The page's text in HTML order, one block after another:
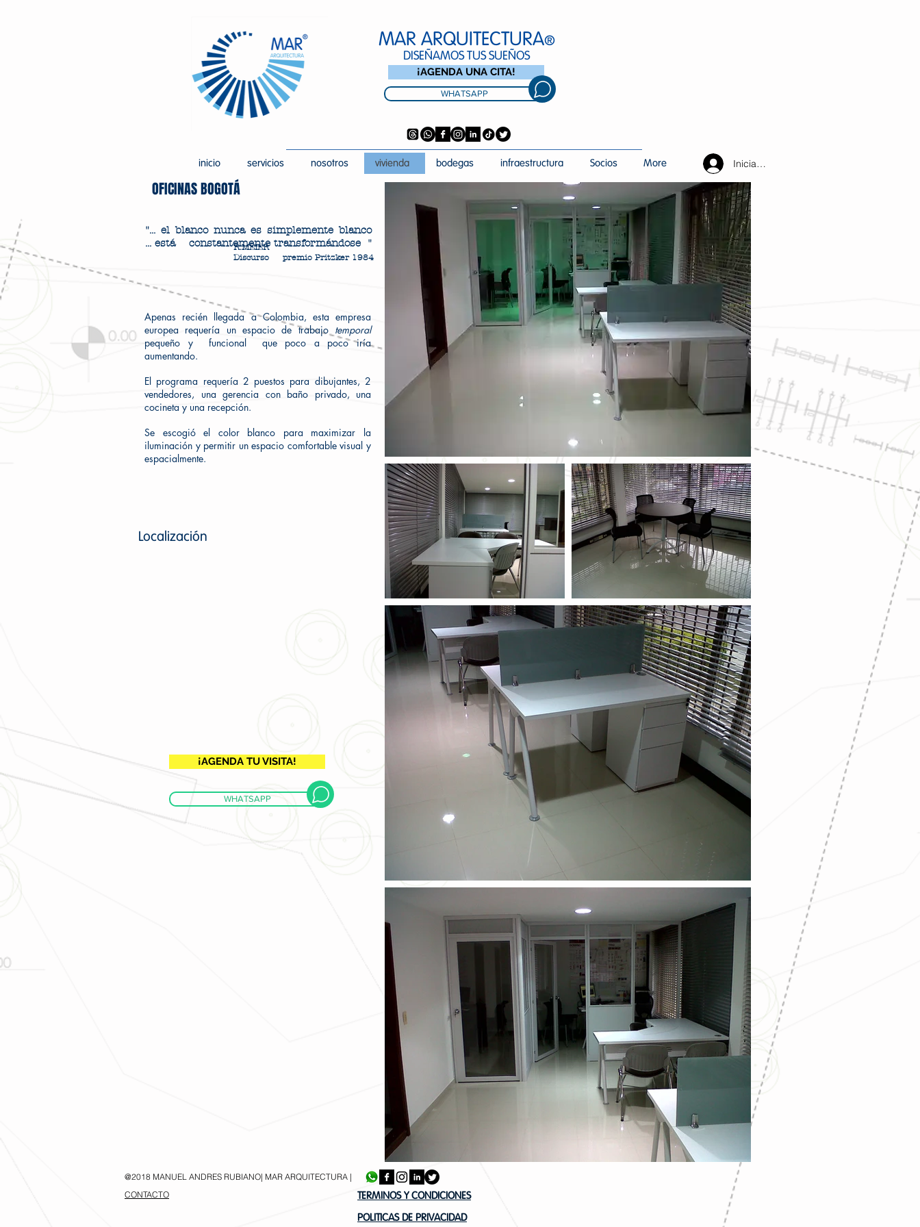
MAR ARQUITECTURA®
DISEÑAMOS TUS SUEÑOS
¡AGENDA UNA CITA!
WHATSAPP
inicio servicios nosotros vivienda bodegas infraestructura Socios More Iniciar sesión
OFICINAS BOGOTÁ
"... el blanco nunca es simplemente blanco
... está constantemente transformándose "
R.MEIER
Discurso premio Pritzker 1984
Apenas recién llegada a Colombia, esta empresa
europea requería un espacio de trabajo temporal
pequeño y funcional que poco a poco iría
aumentando.
El programa requería 2 puestos para dibujantes, 2
vendedores, una gerencia con baño privado, una
cocineta y una recepción.
Se escogió el color blanco para maximizar la
iluminación y permitir un espacio comfortable visual y
espacialmente.
Localización
¡AGENDA TU VISITA!
WHATSAPP
@2018 MANUEL ANDRES RUBIANO| MAR ARQUITECTURA |
CONTACTO
TERMINOS Y CONDICIONES
POLITICAS DE PRIVACIDAD